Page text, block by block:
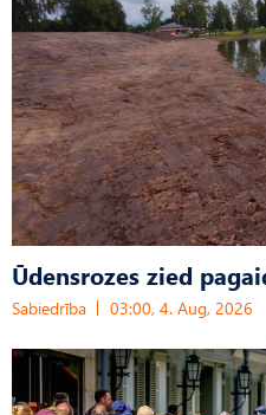
Ūdensrozes zied
Sabiedrība 03:00, 4. Aug, 2026